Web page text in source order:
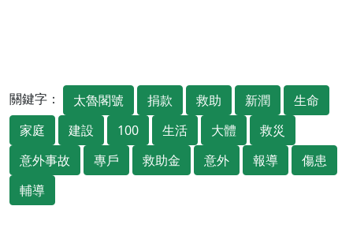
關鍵字： 太魯閣號 捐款 救助 新潤
生命
家庭
建設 100 生活 大體
救災
意外事故
專戶 救助金 意外 報導
傷患
輔導